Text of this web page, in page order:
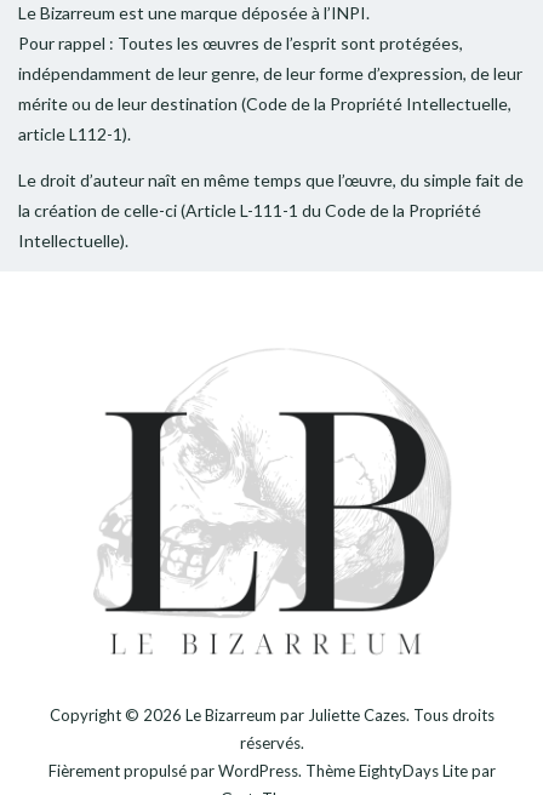
Le Bizarreum est une marque déposée à l’INPI.
Pour rappel : Toutes les œuvres de l’esprit sont protégées,
indépendamment de leur genre, de leur forme d’expression, de leur
mérite ou de leur destination (Code de la Propriété Intellectuelle,
article L112-1).
Le droit d’auteur naît en même temps que l’œuvre, du simple fait de
la création de celle-ci (Article L-111-1 du Code de la Propriété
Intellectuelle).
Copyright © 2026 Le Bizarreum par Juliette Cazes. Tous droits
réservés.
Fièrement propulsé parWordPress. ThèmeEightyDays Litepar